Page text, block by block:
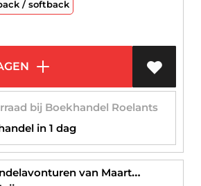
/ softback
bij Boekhandel Roelants
in 1 dag
De wandelavonturen van Maarten en Nicolien